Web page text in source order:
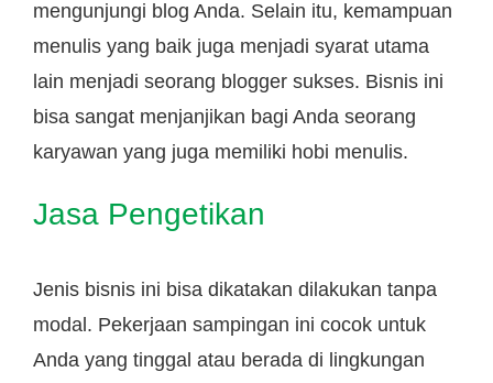
mengunjungi blog Anda. Selain itu, kemampuan
menulis yang baik juga menjadi syarat utama
lain menjadi seorang blogger sukses. Bisnis ini
bisa sangat menjanjikan bagi Anda seorang
karyawan yang juga memiliki hobi menulis.
Jasa Pengetikan
Jenis bisnis ini bisa dikatakan dilakukan tanpa
modal. Pekerjaan sampingan ini cocok untuk
Anda yang tinggal atau berada di lingkungan